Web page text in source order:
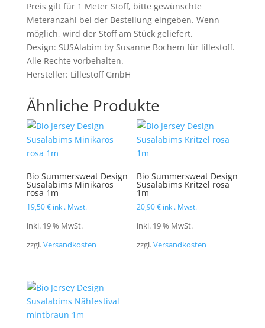
Preis gilt für 1 Meter Stoff, bitte gewünschte
Meteranzahl bei der Bestellung eingeben. Wenn
möglich, wird der Stoff am Stück geliefert.
Design: SUSAlabim by Susanne Bochem für lillestoff.
Alle Rechte vorbehalten.
Hersteller: Lillestoff GmbH
Ähnliche Produkte
Bio Summersweat Design
Susalabims Minikaros
rosa 1m
19,50€ inkl. Mwst.
inkl. 19 % MwSt.
zzgl.Versandkosten
Bio Summersweat Design
Susalabims Kritzel rosa
1m
20,90€ inkl. Mwst.
inkl. 19 % MwSt.
zzgl.Versandkosten